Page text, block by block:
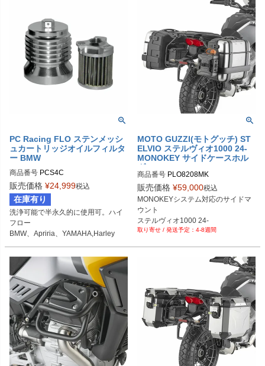
PC Racing FLO ステンメッシ
ュカートリッジオイルフィルタ
ー BMW
商品番号 PCS4C
B型番：030093
D型番：0712-0219
HD型番：56-7104
販売価格 ¥24,999税込
在庫有り
洗浄可能で半永久的に使用可。ハイ
フロー
BMW、Apriria、YAMAHA,Harley
MOTO GUZZI(モトグッチ) ST
ELVIO ステルヴィオ1000 24-
MONOKEY サイドケースホル
ダー GIVI
商品番号 PLO8208MK
販売価格 ¥59,000税込
MONOKEYシステム対応のサイドマ
ウント
ステルヴィオ1000 24-
4-8週間